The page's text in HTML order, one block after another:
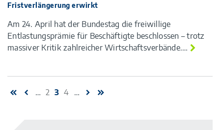
Fristverlängerung erwirkt
Am 24. April hat der Bundestag die freiwillige
Entlastungsprämie für Beschäftigte beschlossen – trotz
massiver Kritik zahlreicher Wirtschaftsverbände.…
… 2 3 4 …